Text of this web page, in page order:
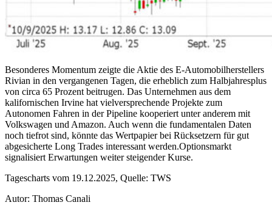
Besonderes Momentum zeigte die Aktie des E-Automobilherstellers
Rivian in den vergangenen Tagen, die erheblich zum Halbjahresplus
von circa 65 Prozent beitrugen. Das Unternehmen aus dem
kalifornischen Irvine hat vielversprechende Projekte zum
Autonomen Fahren in der Pipeline kooperiert unter anderem mit
Volkswagen und Amazon. Auch wenn die fundamentalen Daten
noch tiefrot sind, könnte das Wertpapier bei Rücksetzern für gut
abgesicherte Long Trades interessant werden.Optionsmarkt
signalisiert Erwartungen weiter steigender Kurse.
Tagescharts vom 19.12.2025, Quelle: TWS
Autor: Thomas Canali